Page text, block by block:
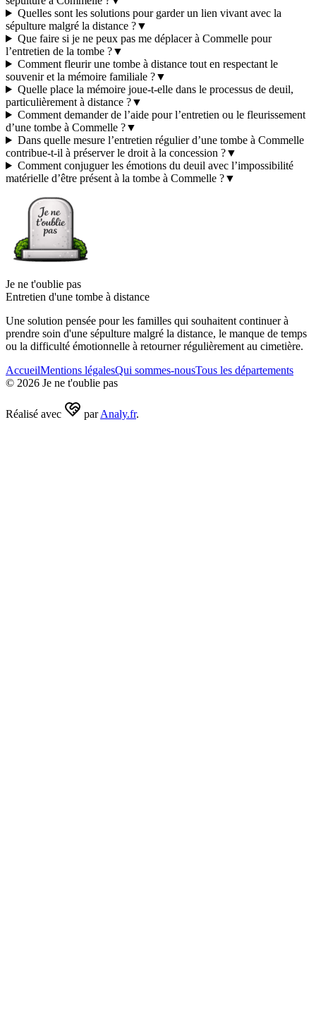
Quelles sont les solutions pour garder un lien vivant avec la
sépulture malgré la distance ?▼
Que faire si je ne peux pas me déplacer à Commelle pour
l’entretien de la tombe ?▼
Comment fleurir une tombe à distance tout en respectant le
souvenir et la mémoire familiale ?▼
Quelle place la mémoire joue-t-elle dans le processus de deuil,
particulièrement à distance ?▼
Comment demander de l’aide pour l’entretien ou le fleurissement
d’une tombe à Commelle ?▼
Dans quelle mesure l’entretien régulier d’une tombe à Commelle
contribue-t-il à préserver le droit à la concession ?▼
Comment conjuguer les émotions du deuil avec l’impossibilité
matérielle d’être présent à la tombe à Commelle ?▼
Je ne t'oublie pas
Entretien d'une tombe à distance
Une solution pensée pour les familles qui souhaitent continuer à
prendre soin d'une sépulture malgré la distance, le manque de temps
ou la difficulté émotionnelle à retourner régulièrement au cimetière.
AccueilMentions légalesQui sommes-nousTous les départements
© 2026 Je ne t'oublie pas
Réalisé avec par Analy.fr.